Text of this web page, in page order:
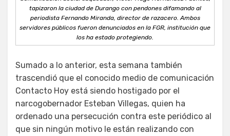
tapizaron la ciudad de Durango con pendones difamando al
periodista Fernando Miranda, director de razacero. Ambos
servidores públicos fueron denunciados en la FGR, institución que
los ha estado protegiendo.
Sumado a lo anterior, esta semana también
trascendió que el conocido medio de comunicación
Contacto Hoy está siendo hostigado por el
narcogobernador Esteban Villegas, quien ha
ordenado una persecución contra este periódico al
que sin ningún motivo le están realizando con